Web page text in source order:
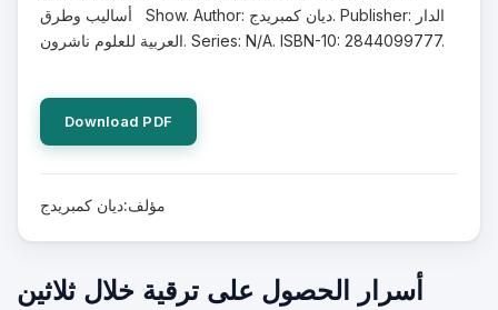
أساليب وطرق Show. Author: ديان كمبريدج. Publisher: الدار
العربية للعلوم ناشرون. Series: N/A. ISBN-10: 2844099777.
Download PDF
مؤلف:ديان كمبريدج
أسرار الحصول على ترقية خلال ثلاثين